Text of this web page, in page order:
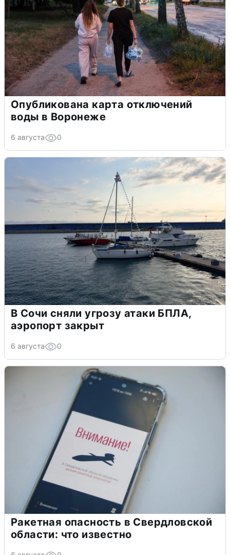
Опубликована карта отключений
воды в Воронеже
6 августа 0
В Сочи сняли угрозу атаки БПЛА,
аэропорт закрыт
6 августа 0
Ракетная опасность в Свердловской
области: что известно